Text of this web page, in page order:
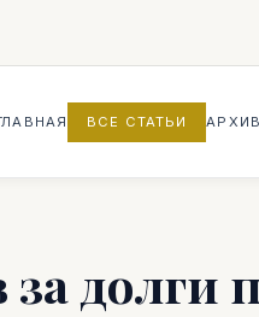
ВСЕ СТАТЬИ АРХИВ
долги